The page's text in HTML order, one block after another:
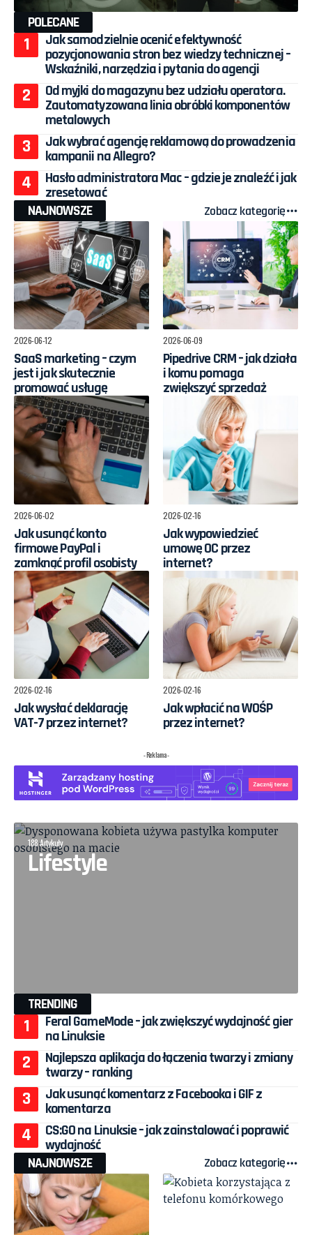
POLECANE
Jak samodzielnie ocenić efektywność
pozycjonowania stron bez wiedzy technicznej –
Wskaźniki, narzędzia i pytania do agencji
Od myjki do magazynu bez udziału operatora.
Zautomatyzowana linia obróbki komponentów
metalowych
Jak wybrać agencję reklamową do prowadzenia
kampanii na Allegro?
Hasło administratora Mac – gdzie je znaleźć i jak
zresetować
NAJNOWSZE
Zobacz kategorię
2026-06-12
SaaS marketing – czym
jest i jak skutecznie
promować usługę
2026-06-09
Pipedrive CRM – jak działa
i komu pomaga
zwiększyć sprzedaż
2026-06-02
Jak usunąć konto
firmowe PayPal i
zamknąć profil osobisty
2026-02-16
Jak wypowiedzieć
umowę OC przez
internet?
2026-02-16
Jak wysłać deklarację
VAT-7 przez internet?
2026-02-16
Jak wpłacić na WOŚP
przez internet?
- Reklama -
188 Artykuły
Lifestyle
TRENDING
Feral GameMode – jak zwiększyć wydajność gier
na Linuksie
Najlepsza aplikacja do łączenia twarzy i zmiany
twarzy – ranking
Jak usunąć komentarz z Facebooka i GIF z
komentarza
CS:GO na Linuksie – jak zainstalować i poprawić
wydajność
NAJNOWSZE
Zobacz kategorię